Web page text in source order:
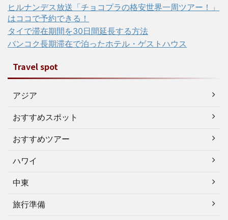
ヒルナンデス放送「チョコプラの格安世界一周ツアー！」
はココで予約できる！
タイで滞在期間を30日間延長する方法
バンコク長期滞在で泊ったホテル・ゲストハウス
Travel spot
アジア
おすすめスポット
おすすめツアー
ハワイ
中東
旅行準備